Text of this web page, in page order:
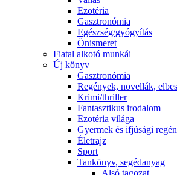
Ezotéria
Gasztronómia
Egészség/gyógyítás
Önismeret
Fiatal alkotó munkái
Új könyv
Gasztronómia
Regények, novellák,
Krimi/thriller
Fantasztikus irodalom
Ezotéria világa
Gyermek és ifjúsági
Életrajz
Sport
Tankönyv, segédanyag
Alsó tagozat